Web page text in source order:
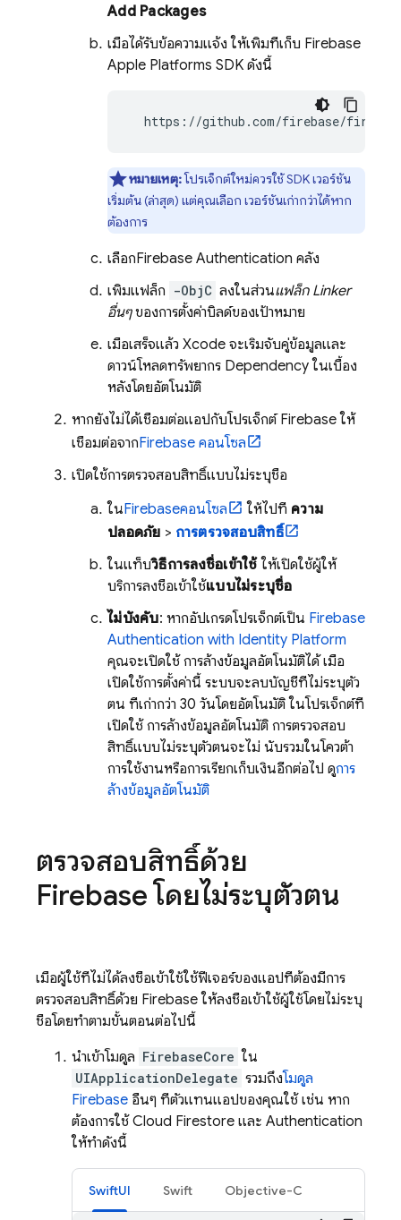
Add Packages
เมื่อได้รับข้อความแจ้ง ให้เพิ่มที่เก็บ Firebase
Apple Platforms SDK ดังนี้
https://github.com/firebase/
หมายเหตุ:โปรเจ็กต์ใหม่ควรใช้ SDK เวอร์ชัน
เริ่มต้น (ล่าสุด) แต่คุณเลือก เวอร์ชันเก่ากว่าได้หาก
ต้องการ
เลือกFirebase Authentication คลัง
เพิ่มแฟล็ก -ObjC ลงในส่วนแฟล็ก Linker
อื่นๆของการตั้งค่าบิลด์ของเป้าหมาย
เมื่อเสร็จแล้ว Xcode จะเริ่มจับคู่ข้อมูลและ
ดาวน์โหลดทรัพยากร Dependency ในเบื้อง
หลังโดยอัตโนมัติ
หากยังไม่ได้เชื่อมต่อแอปกับโปรเจ็กต์ Firebase ให้
เชื่อมต่อจากFirebase คอนโซล
เปิดใช้การตรวจสอบสิทธิ์แบบไม่ระบุชื่อ
ในFirebaseคอนโซล ให้ไปที่ ความ
ปลอดภัย > การตรวจสอบสิทธิ์
ในแท็บวิธีการลงชื่อเข้าใช้ ให้เปิดใช้ผู้ให้
บริการลงชื่อเข้าใช้แบบไม่ระบุชื่อ
ไม่บังคับ: หากอัปเกรดโปรเจ็กต์เป็น Firebase
Authentication with Identity Platform
คุณจะเปิดใช้ การล้างข้อมูลอัตโนมัติได้ เมื่อ
เปิดใช้การตั้งค่านี้ ระบบจะลบบัญชีที่ไม่ระบุตัว
ตน ที่เก่ากว่า 30 วันโดยอัตโนมัติ ในโปรเจ็กต์ที่
เปิดใช้ การล้างข้อมูลอัตโนมัติ การตรวจสอบ
สิทธิ์แบบไม่ระบุตัวตนจะไม่ นับรวมในโควต้า
การใช้งานหรือการเรียกเก็บเงินอีกต่อไป ดูการ
ล้างข้อมูลอัตโนมัติ
ตรวจสอบสิทธิ์ด้วย
Firebase โดยไม่ระบุตัวตน
เมื่อผู้ใช้ที่ไม่ได้ลงชื่อเข้าใช้ใช้ฟีเจอร์ของแอปที่ต้องมีการ
ตรวจสอบสิทธิ์ด้วย Firebase ให้ลงชื่อเข้าใช้ผู้ใช้โดยไม่ระบุ
ชื่อโดยทำตามขั้นตอนต่อไปนี้
นำเข้าโมดูล FirebaseCore ใน
UIApplicationDelegate รวมถึงโมดูล
Firebase อื่นๆ ที่ตัวแทนแอปของคุณใช้ เช่น หาก
ต้องการใช้ Cloud Firestore และ Authentication
ให้ทำดังนี้
SwiftUI Swift Objective-C